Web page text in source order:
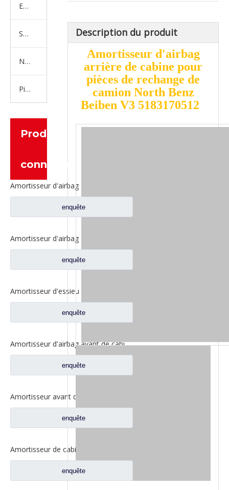
Embrayage Série
Série de bras de réglage
Nouvelles pièces de camion d'énergie
Pièces de moteur
Produits
connexes
enquête
enquête
enquête
Amortisseur d'airbag avant de cabine, pièces de rechange pour camion North Benz Beiben V3et 8818900005
enquête
enquête
enquête
Description du produit
Amortisseur d'airbag
arrière de cabine pour
pièces de rechange de
camion North Benz
Beiben V3 5183170512